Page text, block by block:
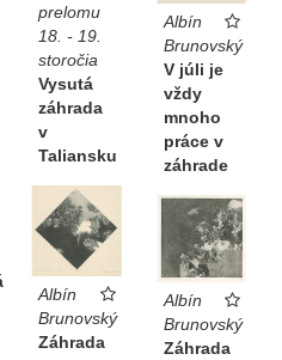
prelomu
18. - 19.
storočia
Vysutá
záhrada
v
Taliansku
Albín
Brunovský
V júli je
vždy
mnoho
práce v
záhrade
Albín
Brunovský
Záhrada
Albín
Brunovský
Záhrada